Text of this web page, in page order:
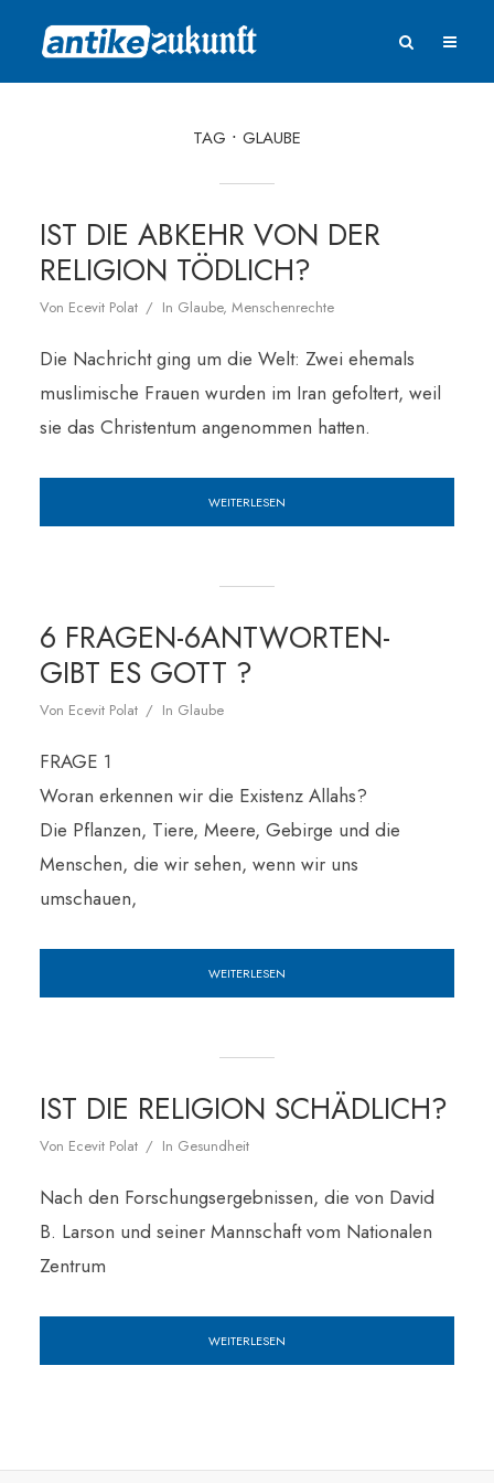
TAG GLAUBE
IST DIE ABKEHR VON DER
RELIGION TÖDLICH?
Von Ecevit Polat In Glaube, Menschenrechte
Die Nachricht ging um die Welt: Zwei ehemals
muslimische Frauen wurden im Iran gefoltert, weil
sie das Christentum angenommen hatten.
WEITERLESEN
6 FRAGEN-6ANTWORTEN-
GIBT ES GOTT ?
Von Ecevit Polat In Glaube
FRAGE 1
Woran erkennen wir die Existenz Allahs?
Die Pflanzen, Tiere, Meere, Gebirge und die
Menschen, die wir sehen, wenn wir uns
umschauen,
WEITERLESEN
IST DIE RELIGION SCHÄDLICH?
Von Ecevit Polat In Gesundheit
Nach den Forschungsergebnissen, die von David
B. Larson und seiner Mannschaft vom Nationalen
Zentrum
WEITERLESEN